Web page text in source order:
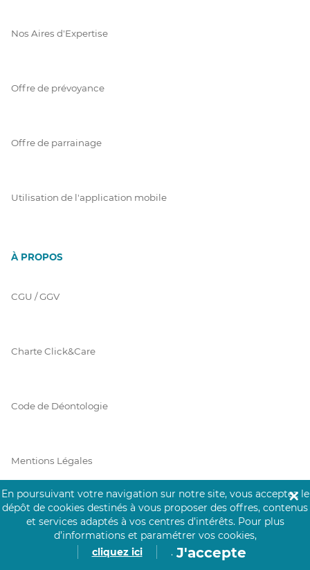
Nos Aires d'Expertise
Offre de prévoyance
Offre de parrainage
Utilisation de l'application mobile
À PROPOS
CGU / GGV
Charte Click&Care
Code de Déontologie
Mentions Légales
Prérequis Click&Care
En poursuivant votre navigation sur notre site, vous acceptez le
dépôt de cookies destinés à vous proposer des offres, contenus
et services adaptés à vos centres d’intérêts. Pour plus
d’informations et paramétrer vos cookies,
cliquez ici
. J'accepte
✕